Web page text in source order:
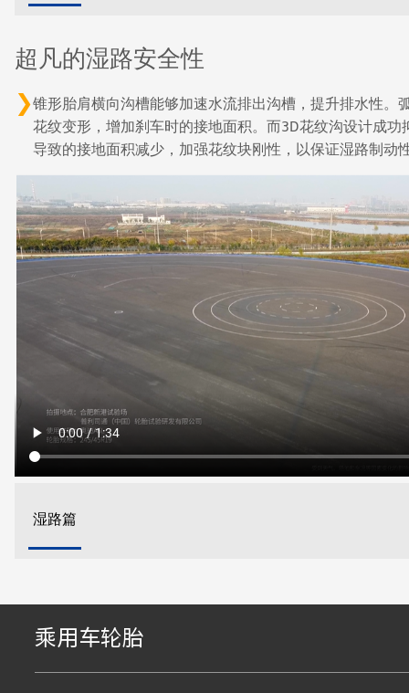
超凡的湿路安全性
锥形胎肩横向沟槽能够加速水流排出沟槽，提升排水性。
花纹变形，增加刹车时的接地面积。而3D花纹沟设计成功
导致的接地面积减少，加强花纹块刚性，以保证湿路制动
湿路篇
乘用车轮胎